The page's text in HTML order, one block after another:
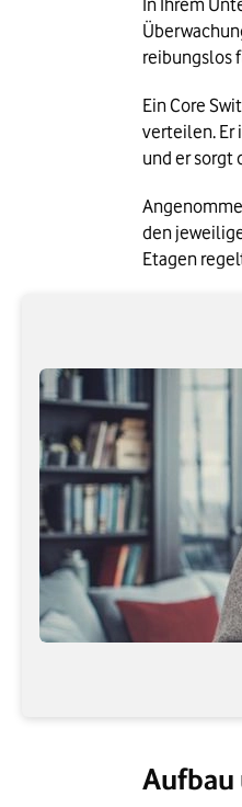
In Ihrem
reibungslos
Ein Core
verteilen. Er
und er sorgt
den
Etagen
Aufbau